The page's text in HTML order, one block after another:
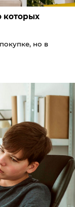
которых
но в